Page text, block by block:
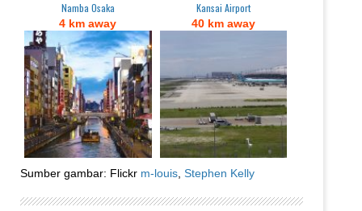
Namba Osaka
4 km away
Kansai Airport
40 km away
Sumber gambar: Flickr m-louis Stephen Kelly